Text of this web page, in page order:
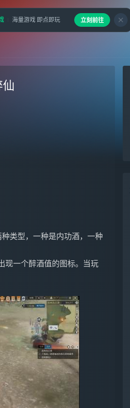
类型，一种是内功酒，一种
现一个醉酒值的图标。当玩
海量游戏 即点即玩 立刻前往